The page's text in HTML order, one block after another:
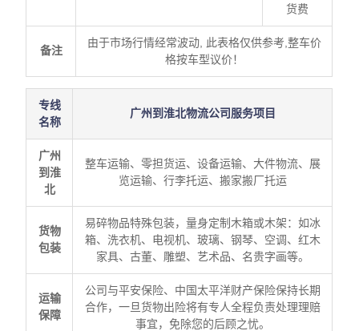
货费
备注
由于市场行情经常波动, 此表格仅供参考,整车价
格按车型议价！
专线
名称
广州到淮北物流公司服务项目
广州
到淮
北
整车运输、零担货运、设备运输、大件物流、展
览运输、行李托运、搬家搬厂托运
货物
包装
易碎物品特殊包装，量身定制木箱或木架：如冰
箱、洗衣机、电视机、玻璃、钢琴、空调、红木
家具、古董、雕塑、艺术品、名贵字画等。
运输
保障
公司与平安保险、中国太平洋财产保险保持长期
合作，一旦货物出险将有专人全程负责处理理赔
事宜，免除您的后顾之忧。